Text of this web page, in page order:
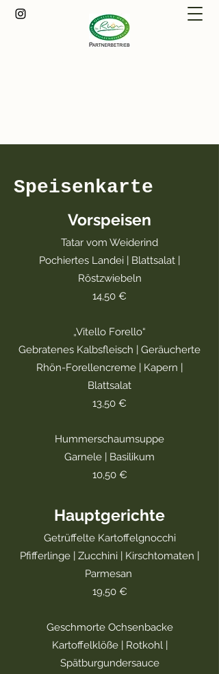
Speisenkarte
Vorspeisen
Tatar vom Weiderind
Pochiertes Landei | Blattsalat |
Röstzwiebeln
14,50 €
„Vitello Forello“
Gebratenes Kalbsfleisch | Geräucherte
Rhön-Forellencreme | Kapern |
Blattsalat
13,50 €
Hummerschaumsuppe
Garnele | Basilikum
10,50 €
Hauptgerichte
Getrüffelte Kartoffelgnocchi
Pfifferlinge | Zucchini | Kirschtomaten |
Parmesan
19,50 €
Geschmorte Ochsenbacke
Kartoffelklöße | Rotkohl |
Spätburgundersauce